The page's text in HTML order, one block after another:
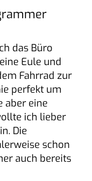
das Büro
Eule und
Fahrrad zur
perfekt um
aber eine
ich lieber
Die
schon
auch bereits